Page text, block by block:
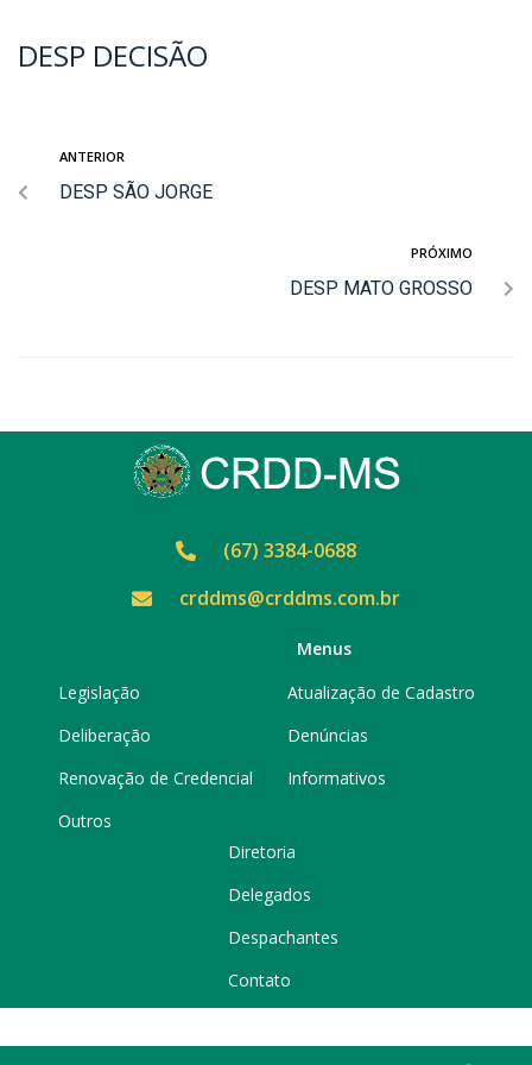
DESP DECISÃO
ANTERIOR
DESP SÃO JORGE
PRÓXIMO
DESP MATO GROSSO
(67) 3384-0688
crddms@crddms.com.br
Menus
Legislação
Deliberação
Renovação de Credencial
Outros
Atualização de Cadastro
Denúncias
Informativos
Diretoria
Delegados
Despachantes
Contato